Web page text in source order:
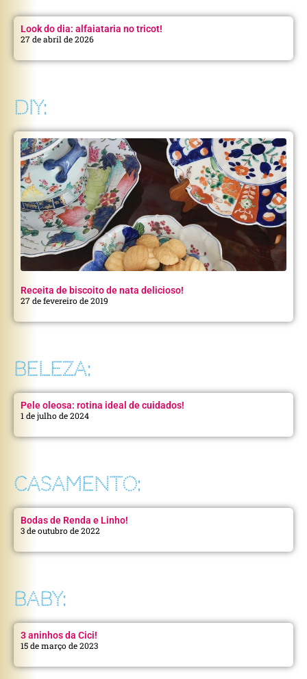
Look do dia: alfaiataria no tricot!
27 de abril de 2026
DIY:
Receita de biscoito de nata delicioso!
27 de fevereiro de 2019
BELEZA:
Pele oleosa: rotina ideal de cuidados!
1 de julho de 2024
CASAMENTO:
Bodas de Renda e Linho!
3 de outubro de 2022
BABY:
3 aninhos da Cici!
15 de março de 2023